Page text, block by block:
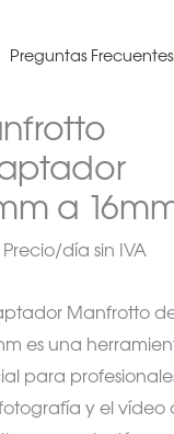
Preguntas Frecuentes
a
Precio/día sin IVA
Manfrotto
es una
para
y el vídeo